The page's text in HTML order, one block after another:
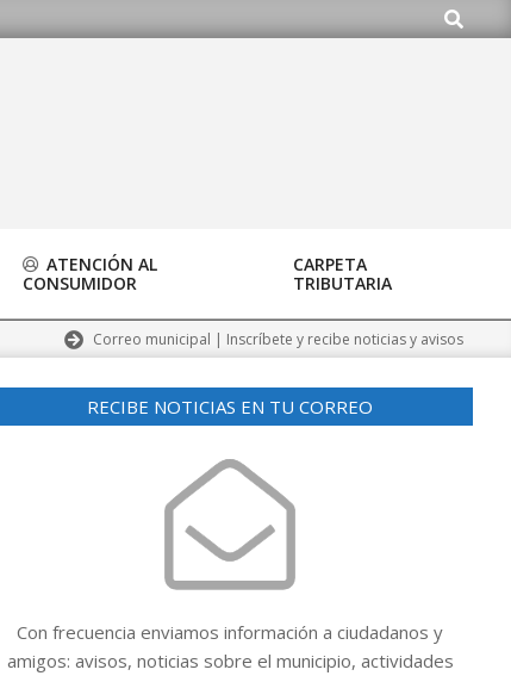
Buscar
ATENCIÓN AL
CONSUMIDOR
CARPETA
TRIBUTARIA
Correo municipal | Inscríbete y recibe noticias y avisos
RECIBE NOTICIAS EN TU CORREO
Con frecuencia enviamos información a ciudadanos y
amigos: avisos, noticias sobre el municipio, actividades